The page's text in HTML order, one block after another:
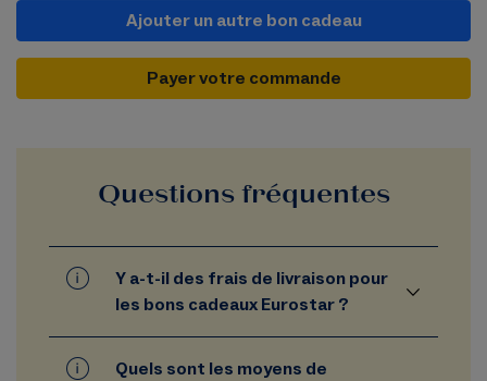
Ajouter un autre bon cadeau
Payer votre commande
Questions fréquentes
Y a-t-il des frais de livraison pour
les bons cadeaux Eurostar ?
Quels sont les moyens de